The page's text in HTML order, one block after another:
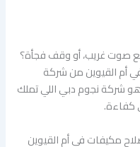
صوت غريب، أو وقف فجأة؟
أم القيوين من شركة
شركة نجوم دبي اللي تملك
كفاءة.
مكيفات في أم القيوين